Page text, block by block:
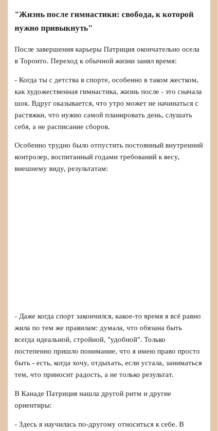
"Жизнь после гимнастики: свобода, к которой
нужно привыкнуть"
После завершения карьеры Патриция окончательно осела
в Торонто. Переход к обычной жизни занял время:
- Когда ты с детства в спорте, особенно в таком жестком,
как художественная гимнастика, жизнь после - это сначала
шок. Вдруг оказывается, что утро может не начинаться с
растяжки, что нужно самой планировать день, слушать
себя, а не расписание сборов.
Особенно трудно было отпустить постоянный внутренний
контролер, воспитанный годами требований к весу,
внешнему виду, результатам:
- Даже когда спорт закончился, какое-то время я всё равно
жила по тем же правилам: думала, что обязана быть
всегда идеальной, стройной, "удобной". Только
постепенно пришло понимание, что я имею право просто
быть - есть, когда хочу, отдыхать, если устала, заниматься
тем, что приносит радость, а не только результат.
В Канаде Патриция нашла другой ритм и другие
ориентиры:
- Здесь я научилась по-другому относиться к себе. В